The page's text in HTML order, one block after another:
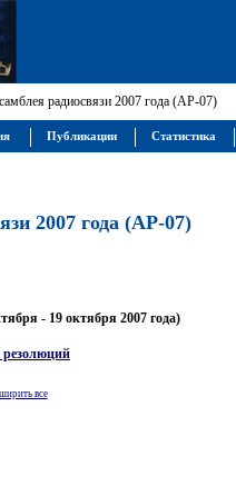
радиосвязи 2007 года (АР-07)
2007 года (АР-07)
- 19 октября 2007 года)
все
Публикации Статистика